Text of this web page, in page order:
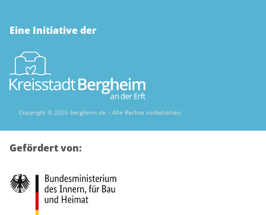
Eine Initiative der
Copyright © 2026 bergheim.de – Alle Rechte vorbehalten
Gefördert von: